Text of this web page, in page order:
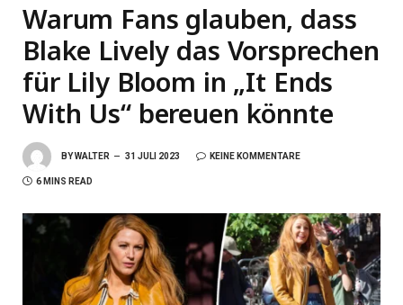
Warum Fans glauben, dass
Blake Lively das Vorsprechen
für Lily Bloom in „It Ends
With Us“ bereuen könnte
BYWALTER 31 JULI 2023 KEINE KOMMENTARE
6 MINS READ